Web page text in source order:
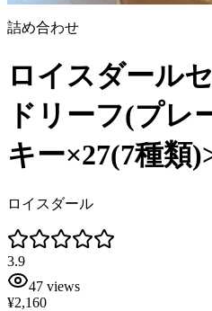
詰め合わせ
ロイスダール
ドリーフ(プレ
キー×27(7種類
ロイスダール
3.9
47 views
¥2,160